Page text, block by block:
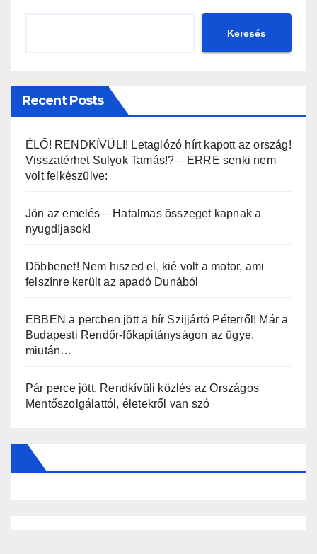
Keresés
Recent Posts
ÉLŐ! RENDKÍVÜLI! Letaglózó hírt kapott az ország!
Visszatérhet Sulyok Tamás!? – ERRE senki nem
volt felkészülve:
Jön az emelés – Hatalmas összeget kapnak a
nyugdíjasok!
Döbbenet! Nem hiszed el, kié volt a motor, ami
felszínre került az apadó Dunából
EBBEN a percben jött a hír Szijjártó Péterről! Már a
Budapesti Rendőr-főkapitányságon az ügye,
miután…
Pár perce jött. Rendkívüli közlés az Országos
Mentőszolgálattól, életekről van szó